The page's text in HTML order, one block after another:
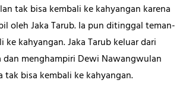
tak bisa kembali ke kahyangan karena
oleh Jaka Tarub. Ia pun ditinggal teman-
ke kahyangan. Jaka Tarub keluar dari
dan menghampiri Dewi Nawangwulan
tak bisa kembali ke kahyangan.